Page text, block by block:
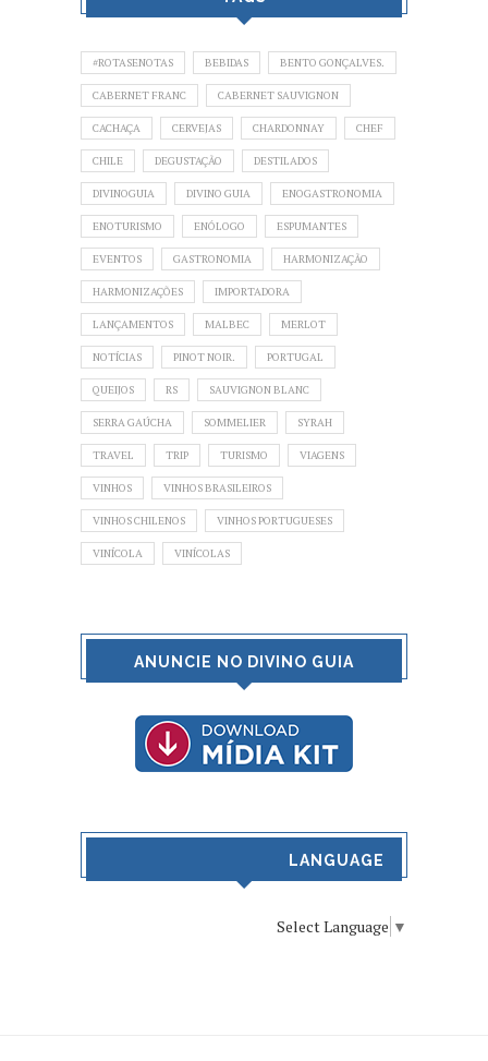
#ROTASENOTAS BEBIDAS BENTO GONÇALVES.
CABERNET FRANC CABERNET SAUVIGNON
CACHAÇA CERVEJAS CHARDONNAY CHEF
CHILE DEGUSTAÇÃO DESTILADOS
DIVINOGUIA DIVINO GUIA ENOGASTRONOMIA
ENOTURISMO ENÓLOGO ESPUMANTES
EVENTOS GASTRONOMIA HARMONIZAÇÃO
HARMONIZAÇÕES IMPORTADORA
LANÇAMENTOS MALBEC MERLOT
NOTÍCIAS PINOT NOIR. PORTUGAL
QUEIJOS RS SAUVIGNON BLANC
SERRA GAÚCHA SOMMELIER SYRAH
TRAVEL TRIP TURISMO VIAGENS
VINHOS VINHOS BRASILEIROS
VINHOS CHILENOS VINHOS PORTUGUESES
VINÍCOLA VINÍCOLAS
ANUNCIE NO DIVINO GUIA
LANGUAGE
Select Language ▼